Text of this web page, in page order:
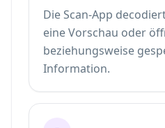
Die Scan-App
eine Vorschau oder
beziehungsweise
Information.